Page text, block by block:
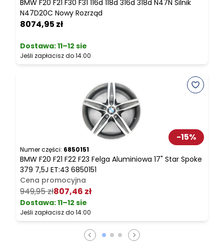
BMW F20 F21 F30 F31 116d 118d 316d 318d N47N Silnik
N47D20C Nowy Rozrząd
8074,95 zł
Dostawa:11–12 sie
Jeśli zapłacisz do 14:00
-15%
Numer części: 6850151
BMW F20 F21 F22 F23 Felga Aluminiowa 17" Star Spoke
379 7,5J ET:43 6850151
Cena promocyjna
949,95 zł807,46 zł
Dostawa:11–12 sie
Jeśli zapłacisz do 14:00